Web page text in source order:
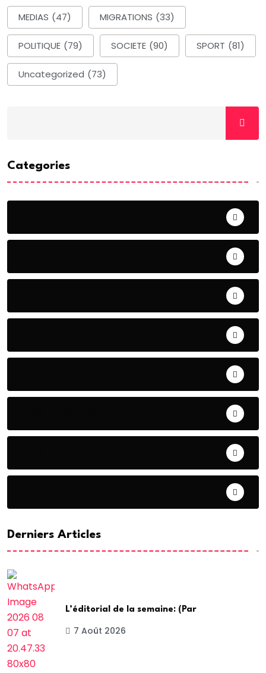
MEDIAS (47) MIGRATIONS (33)
POLITIQUE (79) SOCIETE (90) SPORT (81)
Uncategorized (73)
Categories
Derniers Articles
L’éditorial de la semaine: (Par
7 Août 2026